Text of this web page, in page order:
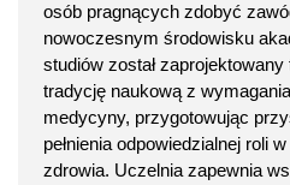
osób pragnących zdobyć
nowoczesnym środowisku
studiów został
tradycję naukową z
medycyny, przygotowując
pełnienia odpowiedzialnej roli
zdrowia. Uczelnia zapewnia